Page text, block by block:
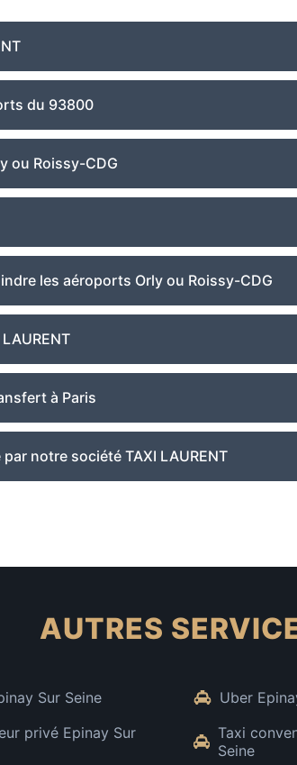
du 93800
ou Roissy-CDG
les aéroports Orly ou Roissy-CDG
à Paris
notre société TAXI LAURENT
AUTRES
Sur Seine
privé Epinay Sur
Uber
Taxi
Seine